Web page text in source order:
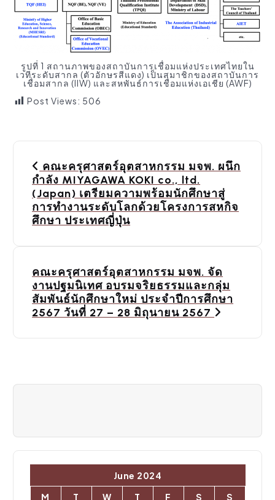
รูปที่ 1 สถานภาพของสถาบันการเชื่อมแห่งประเทศไทยใน
เวทีระดับสากล (ตัวอักษรสีแดง) เป็นสมาชิกของสถาบันการ
เชื่อมสากล (IIW) และสหพันธ์การเชื่อมแห่งเอเชีย (AWF)
Post Views: 506
คณะครุศาสตร์อุตสาหกรรม มจพ. ผนึก
กำลัง MIYAGAWA KOKI co., ltd.
(Japan) เตรียมความพร้อมนักศึกษาสู่
การทำงานระดับโลกด้วยโครงการสหกิจ
ศึกษา ประเทศญี่ปุ่น
คณะครุศาสตร์อุตสาหกรรม มจพ. จัด
งานปฐมนิเทศ อบรมจริยธรรมและกลุ่ม
สัมพันธ์นักศึกษาใหม่ ประจําปีการศึกษา
2567 วันที่ 27 – 28 มิถุนายน 2567
June 2024
M
T W T F S
S